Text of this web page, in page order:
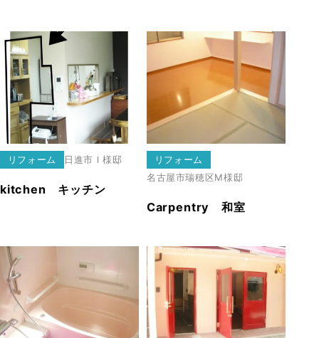
リフォーム 日進市 Ｉ様邸
kitchen キッチン
リフォーム
名古屋市瑞穂区M様邸
Carpentry 和室